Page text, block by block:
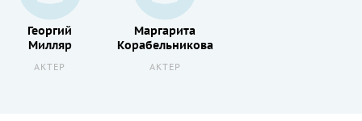
Георгий
Милляр
АКТЕР
Маргарита
Корабельникова
АКТЕР